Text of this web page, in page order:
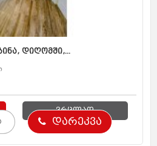
დიღომში,...
ვრცლად
დარეკვა